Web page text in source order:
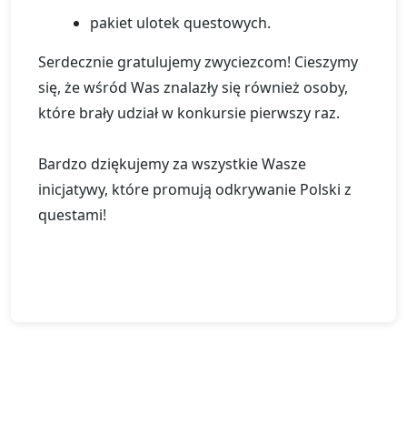
pakiet ulotek questowych.
Serdecznie gratulujemy zwyciezcom! Cieszymy
się, że wśród Was znalazły się również osoby,
które brały udział w konkursie pierwszy raz.
Bardzo dziękujemy za wszystkie Wasze
inicjatywy, które promują odkrywanie Polski z
questami!